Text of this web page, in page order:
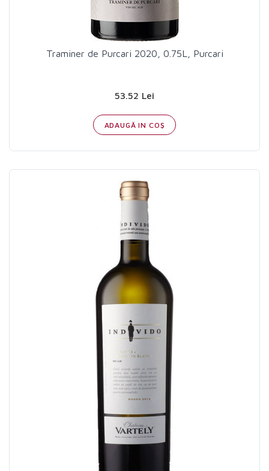
Traminer de Purcari 2020, 0.75L, Purcari
53.52 Lei
ADAUGĂ IN COŞ